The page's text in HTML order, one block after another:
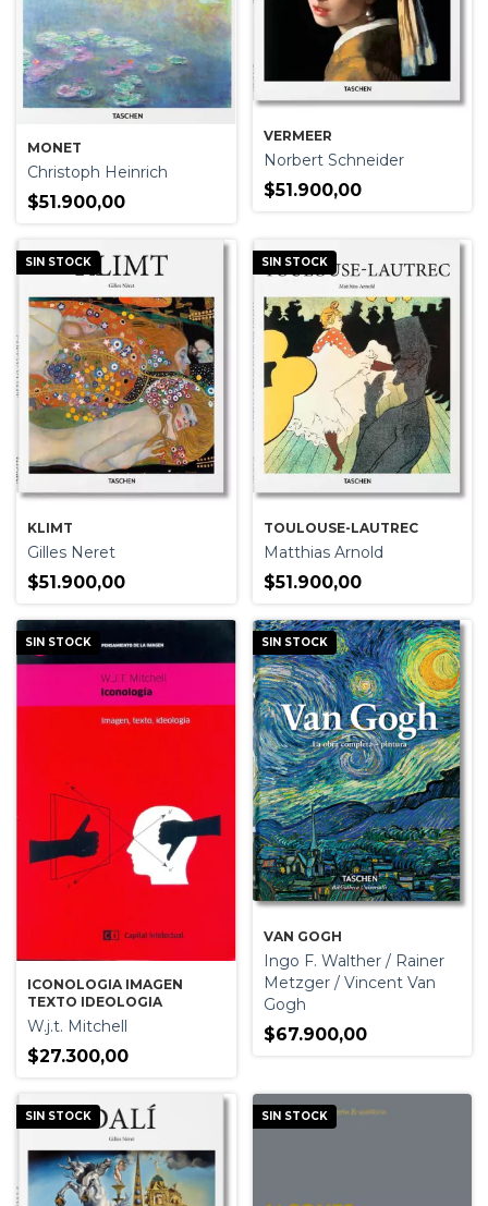
MONET
Christoph Heinrich
$51.900,00
VERMEER
Norbert Schneider
$51.900,00
SIN STOCK
KLIMT
Gilles Neret
$51.900,00
SIN STOCK
TOULOUSE-LAUTREC
Matthias Arnold
$51.900,00
SIN STOCK
ICONOLOGIA IMAGEN
TEXTO IDEOLOGIA
W.j.t. Mitchell
$27.300,00
SIN STOCK
VAN GOGH
Ingo F. Walther / Rainer
Metzger / Vincent Van
Gogh
$67.900,00
SIN STOCK SIN STOCK